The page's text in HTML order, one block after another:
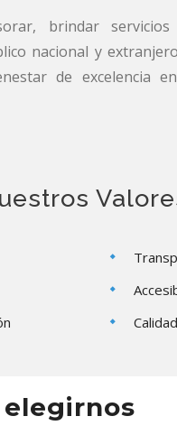
brindar
nacional y
de excelencia